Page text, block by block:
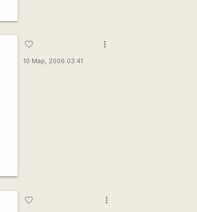
favorite_border
10 Мар, 2006 03:41
more_vert
favorite_border more_vert